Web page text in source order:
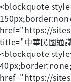
<blockquote
href="https://
title="中華民國通
<blockquote
href="https://